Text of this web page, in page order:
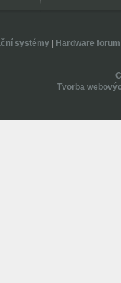
systémy| Hardware forum
Tvorba